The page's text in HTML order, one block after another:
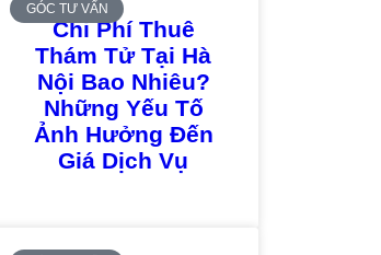
GÓC TƯ VẤN
Chi Phí Thuê
Thám Tử Tại Hà
Nội Bao Nhiêu?
Những Yếu Tố
Ảnh Hưởng Đến
Giá Dịch Vụ